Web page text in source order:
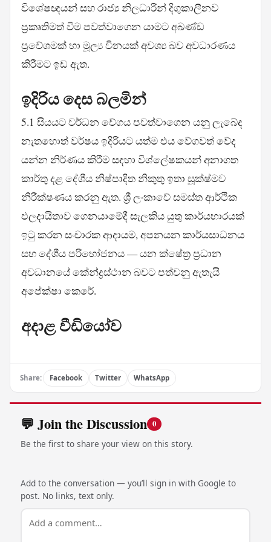
විශේෂඥයන් සහ රාජ්‍ය නිලධාරීන් දිගුකාලීනව
ප්‍රකෘතිමත් වීම පවත්වාගෙන යාමට අඛණ්ඩ
ප්‍රවේශමක් හා මූල්‍ය විනයක් අවශ්‍ය බව අවධාරණය
කිරීමට ඉඩ ඇත.
ඉදිරිය දෙස බලමින්
5.1 සියයට වර්ධන වේගය පවත්වාගෙන යනු ලැබේද
නැතහොත් වර්ෂය ඉදිරියට යත්ම එය වේගවත් වේද
යන්න නිර්ණය කිරීම සඳහා විශ්ලේෂකයන් අනාගත
කාර්තු දළ දේශීය නිෂ්පාදිත නිකුතු ඉතා සූක්ෂ්මව
නිරීක්ෂණය කරනු ඇත. ශ්‍රී ලංකාවේ සමස්ත ආර්ථික
ඵලදායිතාව ගෙනයාමේදී සැලකිය යුතු කාර්යභාරයක්
ඉටු කරන සංචාරක ආදායම, අපනයන කාර්යසාධනය
සහ දේශීය පරිභෝජනය — යන ක්ෂේත්‍ර ප්‍රධාන
අවධානයේ කේන්ද්‍රස්ථාන බවට පත්වනු ඇතැයි
අපේක්ෂා කෙරේ.
අදාළ වීඩියෝව
Share: Facebook Twitter WhatsApp
💬 Join the Discussion 0
Be the first to share your view on this story.
Add to the conversation — you’ll sign in with Google to
post. No links, text only.